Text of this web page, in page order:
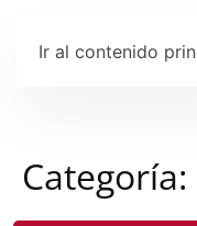
Ir al contenido
Categoría: